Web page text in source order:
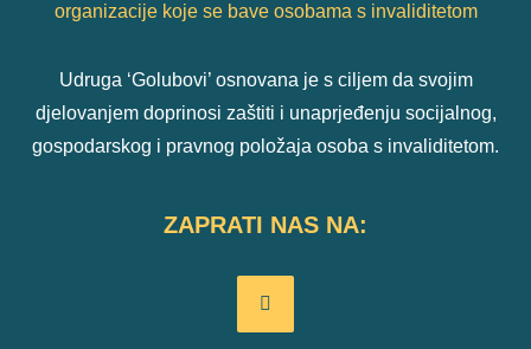
organizacije koje se bave osobama s invaliditetom
Udruga ‘Golubovi’ osnovana je s ciljem da svojim
djelovanjem doprinosi zaštiti i unaprjeđenju socijalnog,
gospodarskog i pravnog položaja osoba s invaliditetom.
ZAPRATI NAS NA: